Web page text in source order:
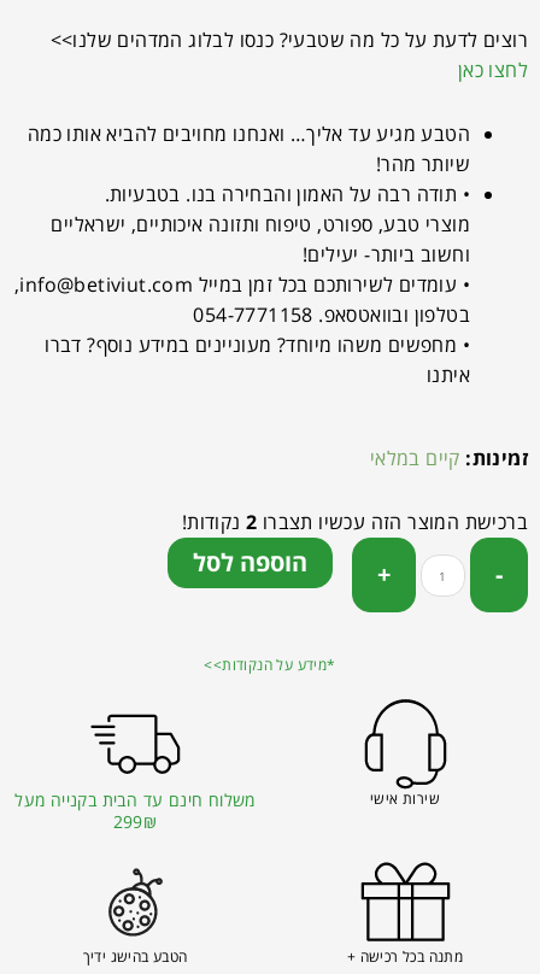
רוצים לדעת על כל מה שטבעי? כנסו לבלוג המדהים שלנו>>
לחצו כאן
הטבע מגיע עד אליך… ואנחנו מחויבים להביא אותו כמה
שיותר מהר!
• תודה רבה על האמון והבחירה בנו. בטבעיות.
מוצרי טבע, ספורט, טיפוח ותזונה איכותיים, ישראליים
וחשוב ביותר- יעילים!
• עומדים לשירותכם בכל זמן במייל info@betiviut.com
,
בטלפון ובוואטסאפ. 054-7771158
• מחפשים משהו מיוחד? מעוניינים במידע נוסף? דברו
איתנו
זמינות: קיים במלאי
ברכישת המוצר הזה עכשיו תצברו 2 נקודות!
הוספה לסל
*מידע על הנקודות>>
שירות אישי
משלוח חינם עד הבית בקנייה מעל
299₪
מתנה בכל רכישה + הטבע בהישג ידיך